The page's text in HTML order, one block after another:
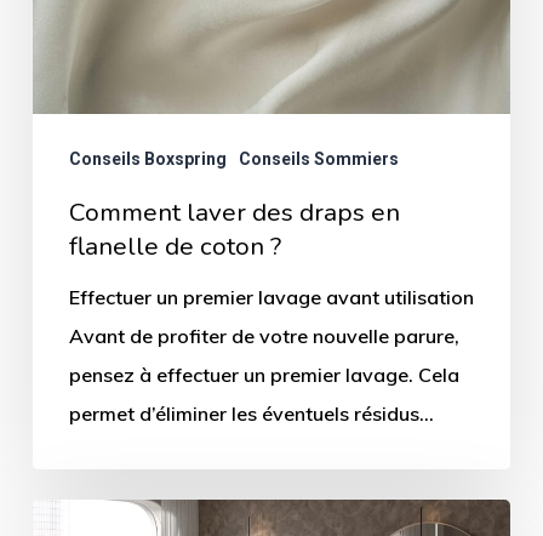
coton
Conseils Boxspring Conseils Sommiers
Comment laver des draps en
flanelle de coton ?
Effectuer un premier lavage avant utilisation
Avant de profiter de votre nouvelle parure,
pensez à effectuer un premier lavage. Cela
permet d’éliminer les éventuels résidus…